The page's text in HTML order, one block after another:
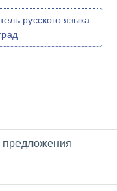
русского языка
предложения